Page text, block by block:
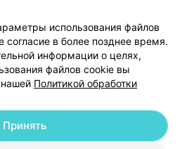
в поддержку
настройки cookie
данных
использования файлов
согласие в более позднее время.
информации о целях,
файлов cookie вы
Политикой обработки
Принять